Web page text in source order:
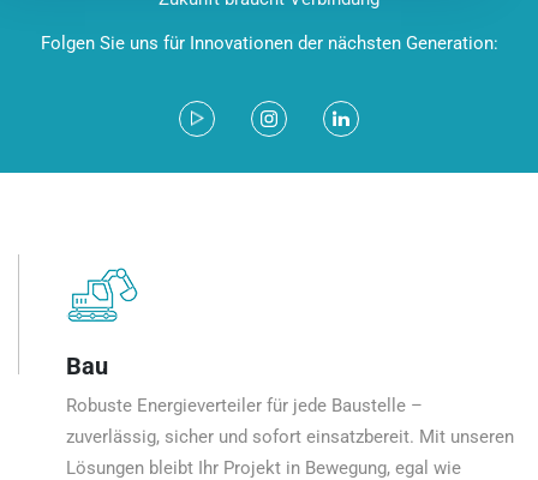
Folgen Sie uns für Innovationen der nächsten Generation:
Bau
Robuste Energieverteiler für jede Baustelle –
zuverlässig, sicher und sofort einsatzbereit. Mit unseren
Lösungen bleibt Ihr Projekt in Bewegung, egal wie